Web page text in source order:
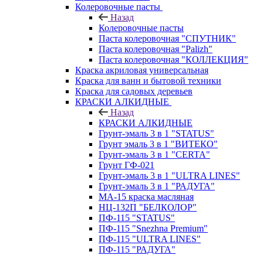
Колеровочные пасты
Назад
Колеровочные пасты
Паста колеровочная "СПУТНИК"
Паста колеровочная "Palizh"
Паста колеровочная "КОЛЛЕКЦИЯ"
Краска акриловая универсальная
Краска для ванн и бытовой техники
Краска для садовых деревьев
КРАСКИ АЛКИДНЫЕ
Назад
КРАСКИ АЛКИДНЫЕ
Грунт-эмаль 3 в 1 "STATUS"
Грунт эмаль 3 в 1 "ВИТЕКО"
Грунт-эмаль 3 в 1 "CERTA"
Грунт ГФ-021
Грунт-эмаль 3 в 1 "ULTRA LINES"
Грунт-эмаль 3 в 1 "РАДУГА"
МА-15 краска масляная
НЦ-132П "БЕЛКОЛОР"
ПФ-115 "STATUS"
ПФ-115 "Snezhna Premium"
ПФ-115 "ULTRA LINES"
ПФ-115 "РАДУГА"